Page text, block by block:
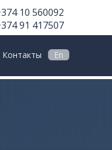
10 560092
91 417507
Контакты En